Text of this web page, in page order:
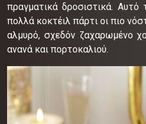
πραγματικά δροσιστικά. Αυτό
πολλά κοκτέιλ πάρτι οι πιο
αλμυρό, σχεδόν ζαχαρωμένο
ανανά και πορτοκαλιού.